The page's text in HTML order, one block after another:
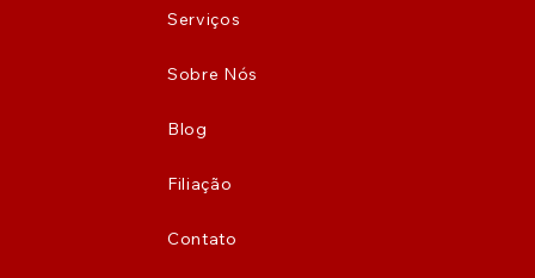
Serviços
Sobre Nós
Blog
Filiação
Contato